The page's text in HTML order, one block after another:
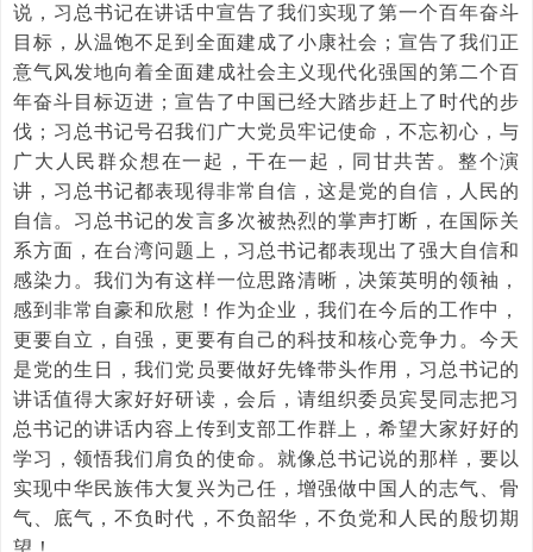
说，习总书记在讲话中宣告了我们实现了第一个百年奋斗
目标，从温饱不足到全面建成了小康社会；宣告了我们正
意气风发地向着全面建成社会主义现代化强国的第二个百
年奋斗目标迈进；宣告了中国已经大踏步赶上了时代的步
伐；习总书记号召我们广大党员牢记使命，不忘初心，与
广大人民群众想在一起，干在一起，同甘共苦。整个演
讲，习总书记都表现得非常自信，这是党的自信，人民的
自信。习总书记的发言多次被热烈的掌声打断，在国际关
系方面，在台湾问题上，习总书记都表现出了强大自信和
感染力。我们为有这样一位思路清晰，决策英明的领袖，
感到非常自豪和欣慰！作为企业，我们在今后的工作中，
更要自立，自强，更要有自己的科技和核心竞争力。今天
是党的生日，我们党员要做好先锋带头作用，习总书记的
讲话值得大家好好研读，会后，请组织委员宾旻同志把习
总书记的讲话内容上传到支部工作群上，希望大家好好的
学习，领悟我们肩负的使命。就像总书记说的那样，要以
实现中华民族伟大复兴为己任，增强做中国人的志气、骨
气、底气，不负时代，不负韶华，不负党和人民的殷切期
望！